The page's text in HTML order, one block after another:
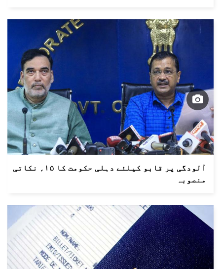
آلودگی پر قابو کیلئے دہلی حکومت کا ۱۵؍ نکاتی
منصوبہ